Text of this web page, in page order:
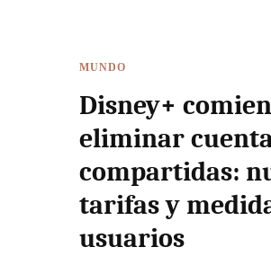
MUNDO
Disney+
eliminar
compartidas:
tarifas y
usuarios